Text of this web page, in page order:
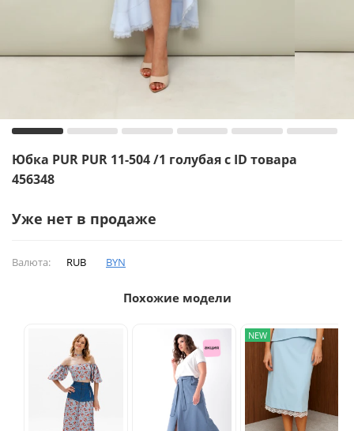
Юбка PUR PUR 11-504 /1 голубая с ID товара
456348
Уже нет в продаже
Валюта: RUB BYN
Похожие модели
NEW